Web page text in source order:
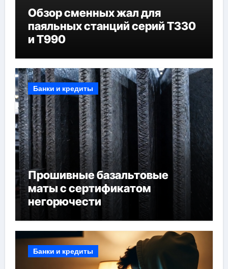
Обзор сменных жал для
паяльных станций серий T330
и T990
Банки и кредиты
Прошивные базальтовые
маты с сертификатом
негорючести
Банки и кредиты